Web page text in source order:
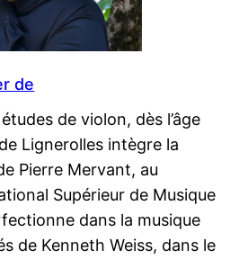
de
de violon, dès l’âge
Lignerolles intègre la
Pierre Mervant, au
Supérieur de Musique
dans la musique
de Kenneth Weiss, dans le